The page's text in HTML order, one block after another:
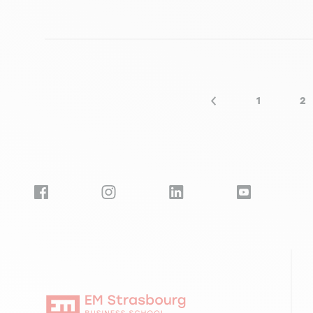
Vorherige Seite
Seite
1 2